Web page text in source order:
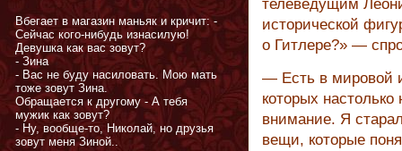
телеведущим
исторической
о Гитлере?» —
— Есть в мировой
которых настолько
внимание. Я
вещи, которые
Вбегает в магазин маньяк и кричит: -
Сейчас кого-нибудь изнасилую!
Девушка как вас зовут?
- Зина
- Вас не буду насиловать. Мою мать
тоже зовут Зина.
Обращается к другому - А тебя
мужик как зовут?
- Ну, вообще-то, Николай, но друзья
зовут меня Зиной..